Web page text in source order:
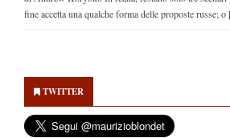
fine accetta una qualche forma delle proposte russe;
Sidebar
TWITTER